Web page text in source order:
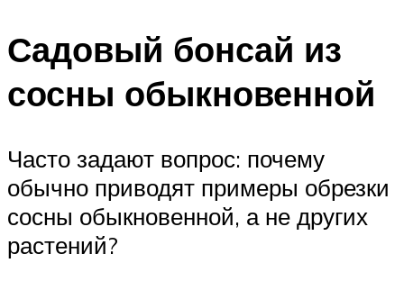
Садовый бонсай из
сосны обыкновенной
Часто задают вопрос: почему
обычно приводят примеры обрезки
сосны обыкновенной, а не других
растений?